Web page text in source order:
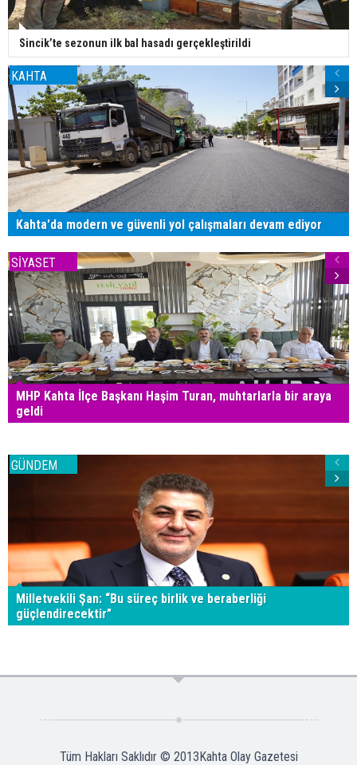
Sincik’te sezonun ilk bal hasadı gerçekleştirildi
KAHTA
Kahta'da modern ve güvenli yol çalışmaları devam ediyor
SİYASET
MHP Kahta İlçe Başkanı Haşim Turan, muhtarlarla bir araya
geldi
GÜNDEM
Milletvekili Şan: “Bu süreç birlik ve beraberliği
güçlendirecektir”
Tüm Hakları Saklıdır © 2013 Kahta Olay Gazetesi